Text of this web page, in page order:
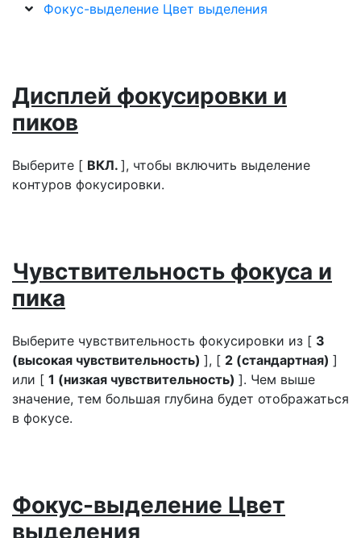
Фокус-выделение Цвет выделения
Дисплей фокусировки и
пиков
Выберите [ ВКЛ. ], чтобы включить выделение
контуров фокусировки.
Чувствительность фокуса и
пика
Выберите чувствительность фокусировки из [ 3
(высокая чувствительность) ], [ 2 (стандартная) ]
или [ 1 (низкая чувствительность) ]. Чем выше
значение, тем большая глубина будет отображаться
в фокусе.
Фокус-выделение Цвет
выделения